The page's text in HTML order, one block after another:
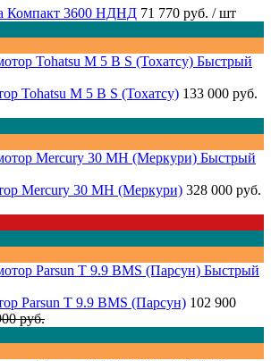
Компакт 3600 НДНД 71 770 руб. / шт
Быстрый
Tohatsu M 5 B S (Тохатсу) 133 000 руб.
Быстрый
Mercury 30 MH (Меркури) 328 000 руб.
Быстрый
Parsun T 9.9 BMS (Парсун) 102 900
руб.